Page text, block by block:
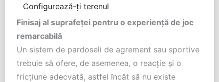
Configurează-ți terenul
Finisaj al suprafeței pentru o experiență de joc
remarcabilă
Un sistem de pardoseli de agrement sau sportive
trebuie să ofere, de asemenea, o reacție și o
fricțiune adecvată, astfel încât să nu existe